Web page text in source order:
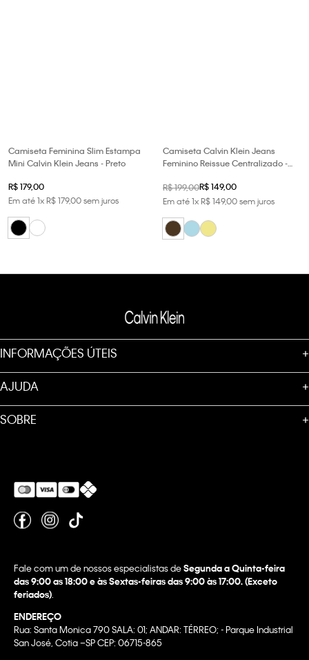
Camiseta Feminina Slim Estampa
Mini Calvin Klein Jeans - Preto
R$179,00
Em até1xR$179,00sem juros
Camiseta Calvin Klein Jeans
Feminino Reissue Centralizado -
R$199,00R$149,00
Em até1xR$149,00sem juros
INFORMAÇÕES ÚTEIS +
AJUDA +
SOBRE +
Fale com um de nossos especialistas deSegunda a Quinta-feira
das 9:00 as 18:00 e às Sextas-feiras das 9:00 às 17:00. (Exceto
feriados)
ENDEREÇO
Rua: Santa Monica 790 SALA: 01; ANDAR: TÉRREO; - Parque Industrial
San José, Cotia –SP CEP: 06715-865